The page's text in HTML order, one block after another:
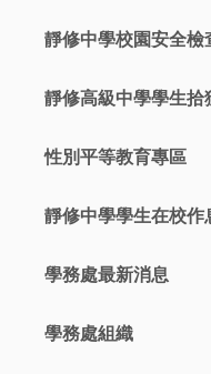
靜修中學校園安全檢
靜修高級中學學生拾
性別平等教育專區
靜修中學學生在校作
學務處最新消息
學務處組織